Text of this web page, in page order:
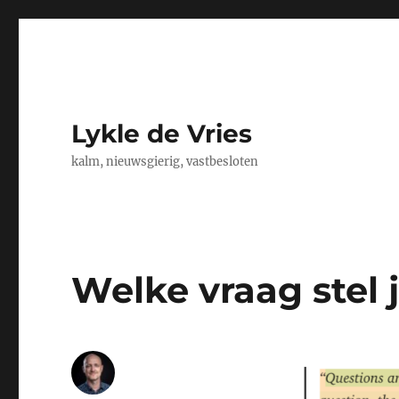
Lykle de Vries
kalm, nieuwsgierig, vastbesloten
Welke vraag stel